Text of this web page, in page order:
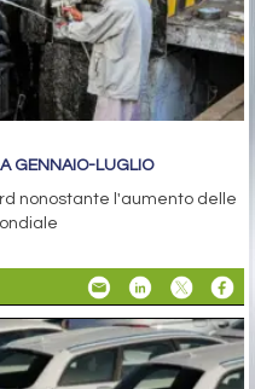
GENNAIO-LUGLIO
nonostante l'aumento delle